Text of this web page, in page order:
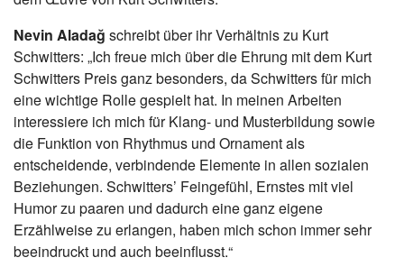
Nevin Aladağ schreibt über ihr Verhältnis zu Kurt
Schwitters: „Ich freue mich über die Ehrung mit dem Kurt
Schwitters Preis ganz besonders, da Schwitters für mich
eine wichtige Rolle gespielt hat. In meinen Arbeiten
interessiere ich mich für Klang- und Musterbildung sowie
die Funktion von Rhythmus und Ornament als
entscheidende, verbindende Elemente in allen sozialen
Beziehungen. Schwitters’ Feingefühl, Ernstes mit viel
Humor zu paaren und dadurch eine ganz eigene
Erzählweise zu erlangen, haben mich schon immer sehr
beeindruckt und auch beeinflusst.“